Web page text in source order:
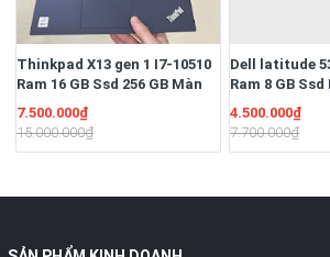
Thinkpad X13 gen 1 I7-10510
7.500.000₫
Dell latitude
4.500.000₫